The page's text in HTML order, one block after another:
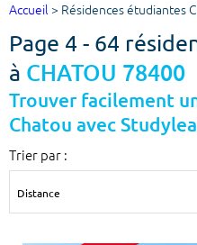
Votre
Ville, école
Accueil > Résidences étudiantes
Page 4 - 64
à CHATOU 78400
Trouver facilement
Chatou avec
Trier par :